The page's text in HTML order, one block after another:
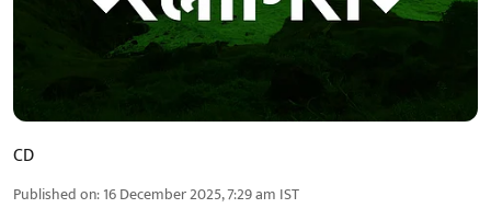
CD
Published on:16 December 2025, 7:29 am IST